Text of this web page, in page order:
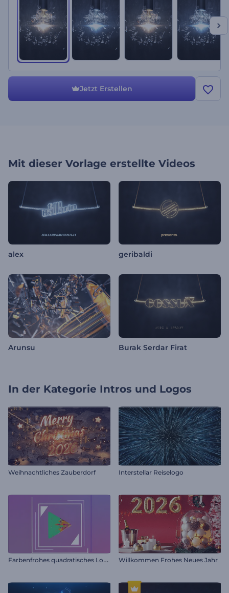
probieren Sie diese brandneue Vorlage aus!
Jetzt Erstellen
Mit dieser Vorlage erstellte Videos
alex geribaldi
Arunsu Burak Serdar Firat
In der Kategorie Intros und Logos
Weihnachtliches Zauberdorf Interstellar Reiselogo
F
arbenfrohes quadratisches Logo Reveal Willkommen Frohes Neues Jahr